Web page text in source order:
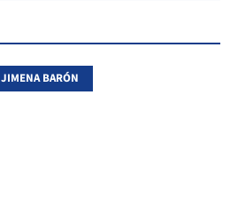
JIMENA BARÓN